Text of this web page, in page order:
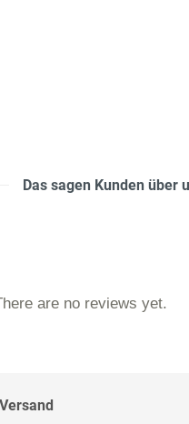
Das sagen Kunden über
are no reviews yet.